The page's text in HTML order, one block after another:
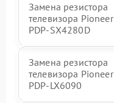
Замена резистора
телевизора Pioneer
PDP-SX4280D
Замена резистора
телевизора Pioneer
PDP-LX6090